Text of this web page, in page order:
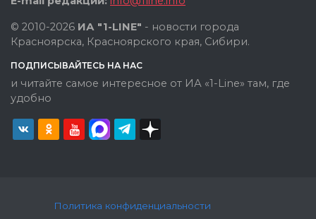
© 2010-2026 ИА "1-LINE" - новости города
Красноярска, Красноярского края, Сибири.
ПОДПИСЫВАЙТЕСЬ НА НАС
и читайте самое интересное от ИА «1-Line» там, где
удобно
Политика конфиденциальности